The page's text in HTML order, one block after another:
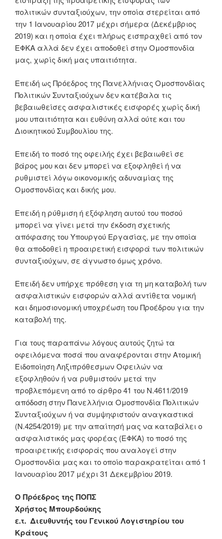
πολιτικών συνταξιούχων, την οποία στερείται από
την 1 Ιανουαρίου 2017 μέχρι σήμερα (Δεκέμβριος
2019) και η οποία έχει πλήρως εισπραχθεί από τον
ΕΦΚΑ αλλά δεν έχει αποδοθεί στην Ομοσπονδία
μας, χωρίς δική μας υπαιτιότητα.
Επειδή ως Πρόεδρος της Πανελλήνιας Ομοσπονδίας
Πολιτικών Συνταξιούχων δεν κατέβαλα τις
βεβαιωθείσες ασφαλιστικές εισφορές χωρίς δική
μου υπαιτιότητα και ευθύνη αλλά ούτε και του
Διοικητικού Συμβουλίου της.
Επειδή το ποσό της οφειλής έχει βεβαιωθεί σε
βάρος μου και δεν μπορεί να εξοφληθεί ή να
ρυθμιστεί λόγω οικονομικής αδυναμίας της
Ομοσπονδίας και δικής μου.
Επειδή η ρύθμιση ή εξόφληση αυτού του ποσού
μπορεί να γίνει μετά την έκδοση σχετικής
απόφασης του Υπουργού Εργασίας, με την οποία
θα αποδοθεί η προαιρετική εισφορά των πολιτικών
συνταξιούχων, σε άγνωστο όμως χρόνο.
Επειδή δεν υπήρχε πρόθεση για τη μη καταβολή των
ασφαλιστικών εισφορών αλλά αντίθετα νομική
και δημοσιονομική υποχρέωση του Προέδρου για την
καταβολή της.
Για τους παραπάνω λόγους αυτούς ζητώ τα
οφειλόμενα ποσά που αναφέρονται στην Ατομική
Ειδοποίηση Ληξιπρόθεσμων Οφειλών να
εξοφληθούν ή να ρυθμιστούν μετά την
προβλεπόμενη από το άρθρο 41 του Ν.4611/2019
απόδοση στην Πανελλήνια Ομοσπονδία Πολιτικών
Συνταξιούχων ή να συμψηφιστούν αναγκαστικά
(Ν.4254/2019) με την απαίτησή μας να καταβάλει ο
ασφαλιστικός μας φορέας (ΕΦΚΑ) το ποσό της
προαιρετικής εισφοράς που αναλογεί στην
Ομοσπονδία μας και το οποίο παρακρατείται από 1
Ιανουαρίου 2017 μέχρι 31 Δεκεμβρίου 2019.
Ο Πρόεδρος της ΠΟΠΣ
Χρήστος Μπουρδούκης
ε.τ. Διευθυντής του Γενικού Λογιστηρίου του
Κράτους